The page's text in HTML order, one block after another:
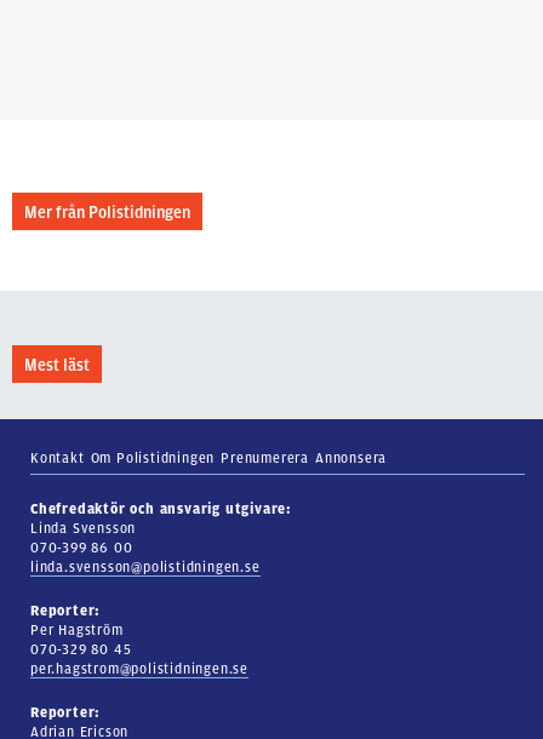
Mer från Polistidningen
Mest läst
Kontakt Om Polistidningen Prenumerera Annonsera
Chefredaktör och ansvarig utgivare:
Linda Svensson
070-399 86 00
linda.svensson@polistidningen.se
Reporter:
Per Hagström
070-329 80 45
per.hagstrom@polistidningen.se
Reporter:
Adrian Ericson